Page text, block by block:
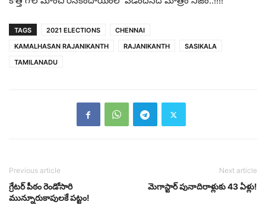
TAGS 2021 ELECTIONS
CHENNAI
KAMALHASAN RAJANIKANTH
RAJANIKANTH
SASIKALA
TAMILANADU
Previous article
గ్రేట‌ర్ పీఠం రెండోసారి
మున్నూరుకాపుల‌కే ప‌ట్టం!
Next article
మెగాస్టార్ పునాదిరాళ్లుకు 43 ఏళ్లు!